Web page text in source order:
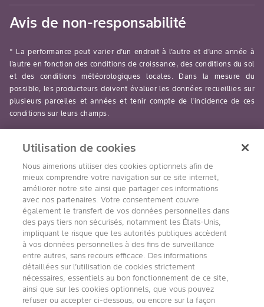
Avis de non-responsabilité
* La performance peut varier d’un endroit à l’autre et d’une année à
l’autre en fonction des conditions de croissance, des conditions du sol
et des conditions météorologiques locales. Dans la mesure du
possible, les producteurs doivent évaluer les données recueillies sur
plusieurs parcelles et années et tenir compte de l’incidence de ces
conditions sur leurs champs.
Suivez nous
Accessibilité Conditions d’utilisation de Bayer
Utilisation de cookies
Nous aimerions utiliser des cookies optionnels afin de
mieux comprendre votre navigation sur ce site internet,
améliorer notre site ainsi que partager ces informations
avec nos partenaires. Votre consentement couvre
également le transfert de vos données personnelles dans
des pays tiers non sécurisés, notamment les États-Unis,
impliquant le risque que les autorités publiques accèdent
à vos données personnelles à des fins de surveillance
entre autres, sans recours efficace. Des informations
détaillées sur l’utilisation de cookies strictement
nécessaires, essentiels au bon fonctionnement de ce site,
ainsi que sur les cookies optionnels, que vous pouvez
refuser ou accepter ci-dessous, ou encore sur la façon